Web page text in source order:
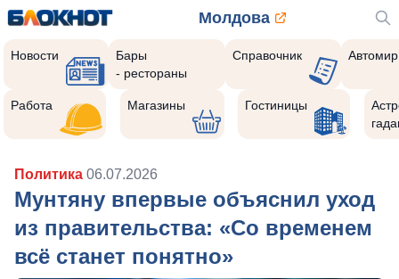
Молдова
Новости
Бары
- рестораны
Справочник Автомир
Работа Магазины Гостиницы
Политика 06.07.2026
Мунтяну впервые объяснил уход
из правительства: «Со временем
всё станет понятно»